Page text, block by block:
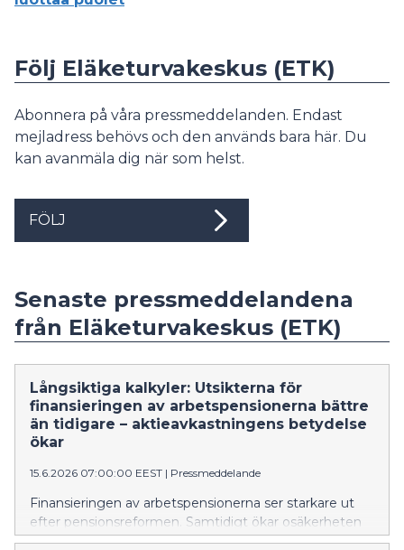
Följ Eläketurvakeskus (ETK)
Abonnera på våra pressmeddelanden. Endast
mejladress behövs och den används bara här. Du
kan avanmäla dig när som helst.
FÖLJ
Senaste pressmeddelandena
från Eläketurvakeskus (ETK)
Långsiktiga kalkyler: Utsikterna för
finansieringen av arbetspensionerna bättre
än tidigare – aktieavkastningens betydelse
ökar
15.6.2026 07:00:00 EEST | Pressmeddelande
Finansieringen av arbetspensionerna ser starkare ut
efter pensionsreformen. Samtidigt ökar osäkerheten
kring arbetspensionsavgiftens framtida nivå,